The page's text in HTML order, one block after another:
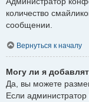
количество
сообщении.
Вернуться к началу
Могу ли я
Да, вы можете
Если